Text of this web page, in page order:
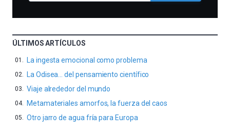
ÚLTIMOS ARTÍCULOS
La ingesta emocional como problema
La Odisea… del pensamiento científico
Viaje alrededor del mundo
Metamateriales amorfos, la fuerza del caos
Otro jarro de agua fría para Europa